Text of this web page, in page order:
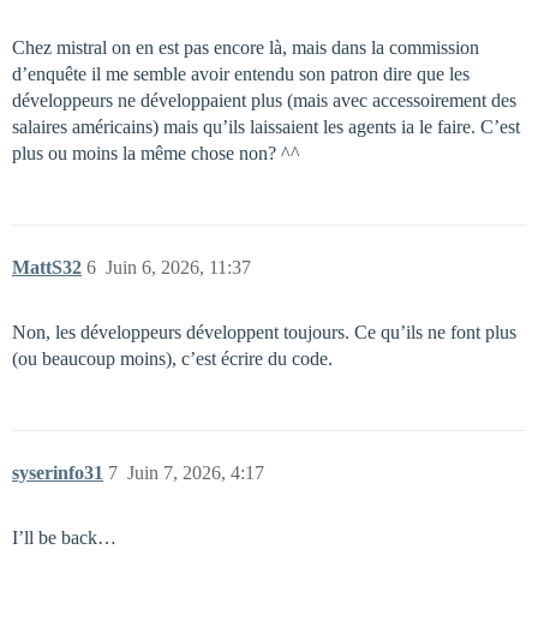
Chez mistral on en est pas encore là, mais dans la commission
d’enquête il me semble avoir entendu son patron dire que les
développeurs ne développaient plus (mais avec accessoirement des
salaires américains) mais qu’ils laissaient les agents ia le faire. C’est
plus ou moins la même chose non? ^^
MattS32 Juin 6, 2026, 11:37
6
Non, les développeurs développent toujours. Ce qu’ils ne font plus
(ou beaucoup moins), c’est écrire du code.
syserinfo31 Juin 7, 2026, 4:17
7
I’ll be back…